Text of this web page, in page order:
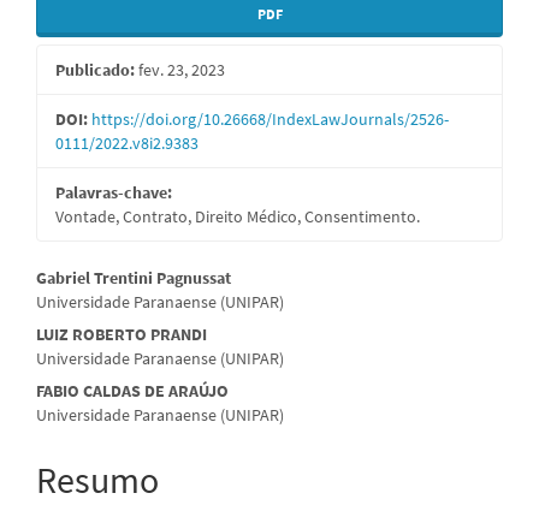
Barra
lateral
de
artigos
PDF
Publicado:fev. 23, 2023
DOI: https://doi.org/10.26668/IndexLawJournals/2526-
0111/2022.v8i2.9383
Palavras-chave:
Vontade, Contrato, Direito Médico, Consentimento.
Conteúdo
do
artigo
principal
Gabriel Trentini Pagnussat
Universidade Paranaense (UNIPAR)
LUIZ ROBERTO PRANDI
Universidade Paranaense (UNIPAR)
FABIO CALDAS DE ARAÚJO
Universidade Paranaense (UNIPAR)
Resumo